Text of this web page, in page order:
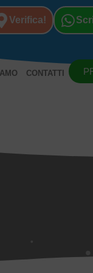
Verifica!
CONTATTI